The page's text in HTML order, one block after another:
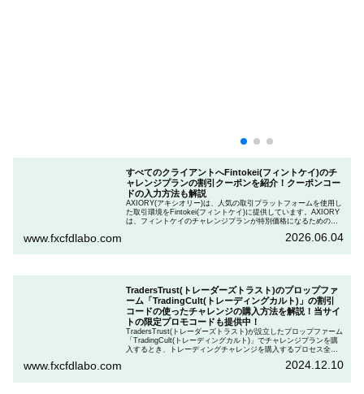
すべてのクライアントへFintokei(フィントケイ)のチ
ャレンジプランの割引クーポンを紹介！クーポンコー
ドの入力方法も解説
AXIORY(アキシオリー)は、人気の取引プラットフォームを使用し
た取引環境をFintokei(フィントケイ)に提供しています。AXIORY
は、フィントケイのチャレンジプランが特別価格になるためのク
ランを申し込むときのクーポンコードを入力して割引にする方法
www.fxcfdlabo.com 2026.06.04
TradersTrust(トレーダーズトラスト)のプロップファ
ーム「TradingCult(トレーディングカルト)」の割引
コードの使ったチャレンジの購入方法を解説！当サイ
トの限定プロモコードも提供中！
TradersTrust(トレーダーズトラスト)が設立したプロップファーム
「TradingCult(トレーディングカルト)」でチャレンジプランを購
入するとき、トレーディングチャレンジを購入するプロセス全体
ます。さらに、TradingCultがほぼ定期的に実施している割引コー
www.fxcfdlabo.com 2024.12.10